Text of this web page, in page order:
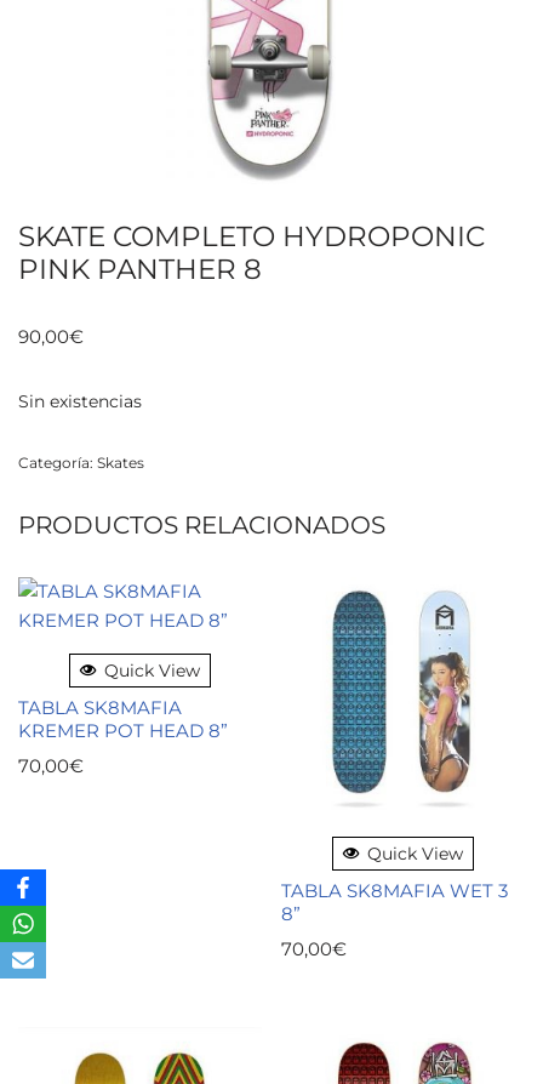
SKATE COMPLETO HYDROPONIC
PINK PANTHER 8
90,00€
Sin existencias
Categoría: Skates
PRODUCTOS RELACIONADOS
Quick View
TABLA SK8MAFIA
KREMER POT HEAD 8”
70,00€
Quick View
TABLA SK8MAFIA WET 3
8”
70,00€